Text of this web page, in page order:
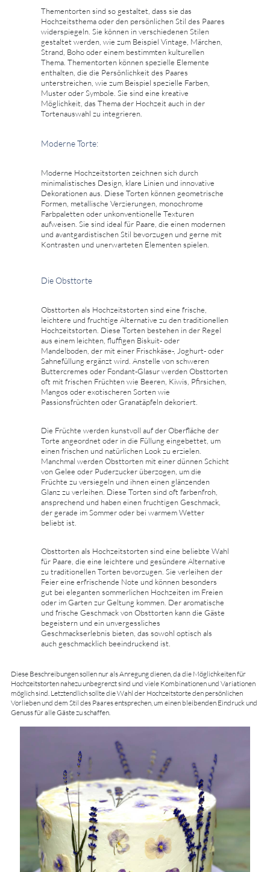
Thementorten sind so gestaltet, dass sie das
Hochzeitsthema oder den persönlichen Stil des Paares
widerspiegeln. Sie können in verschiedenen Stilen
gestaltet werden, wie zum Beispiel Vintage, Märchen,
Strand, Boho oder einem bestimmten kulturellen
Thema. Thementorten können spezielle Elemente
enthalten, die die Persönlichkeit des Paares
unterstreichen, wie zum Beispiel spezielle Farben,
Muster oder Symbole. Sie sind eine kreative
Möglichkeit, das Thema der Hochzeit auch in der
Tortenauswahl zu integrieren.
Moderne Torte:
Moderne Hochzeitstorten zeichnen sich durch
minimalistisches Design, klare Linien und innovative
Dekorationen aus. Diese Torten können geometrische
Formen, metallische Verzierungen, monochrome
Farbpaletten oder unkonventionelle Texturen
aufweisen. Sie sind ideal für Paare, die einen modernen
und avantgardistischen Stil bevorzugen und gerne mit
Kontrasten und unerwarteten Elementen spielen.
Die Obsttorte
Obsttorten als Hochzeitstorten sind eine frische,
leichtere und fruchtige Alternative zu den traditionellen
Hochzeitstorten. Diese Torten bestehen in der Regel
aus einem leichten, fluffigen Biskuit- oder
Mandelboden, der mit einer Frischkäse-, Joghurt- oder
Sahnefüllung ergänzt wird. Anstelle von schweren
Buttercremes oder Fondant-Glasur werden Obsttorten
oft mit frischen Früchten wie Beeren, Kiwis, Pfirsichen,
Mangos oder exotischeren Sorten wie
Passionsfrüchten oder Granatäpfeln dekoriert.
Die Früchte werden kunstvoll auf der Oberfläche der
Torte angeordnet oder in die Füllung eingebettet, um
einen frischen und natürlichen Look zu erzielen.
Manchmal werden Obsttorten mit einer dünnen Schicht
von Gelee oder Puderzucker überzogen, um die
Früchte zu versiegeln und ihnen einen glänzenden
Glanz zu verleihen. Diese Torten sind oft farbenfroh,
ansprechend und haben einen fruchtigen Geschmack,
der gerade im Sommer oder bei warmem Wetter
beliebt ist.
Obsttorten als Hochzeitstorten sind eine beliebte Wahl
für Paare, die eine leichtere und gesündere Alternative
zu traditionellen Torten bevorzugen. Sie verleihen der
Feier eine erfrischende Note und können besonders
gut bei eleganten sommerlichen Hochzeiten im Freien
oder im Garten zur Geltung kommen. Der aromatische
und frische Geschmack von Obsttorten kann die Gäste
begeistern und ein unvergessliches
Geschmackserlebnis bieten, das sowohl optisch als
auch geschmacklich beeindruckend ist.
Diese Beschreibungen sollen nur als Anregung dienen, da die Möglichkeiten für
Hochzeitstorten nahezu unbegrenzt sind und viele Kombinationen und Variationen
möglich sind. Letztendlich sollte die Wahl der Hochzeitstorte den persönlichen
Vorlieben und dem Stil des Paares entsprechen, um einen bleibenden Eindruck und
Genuss für alle Gäste zu schaffen.